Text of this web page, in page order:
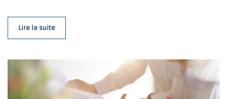
Lire la suite